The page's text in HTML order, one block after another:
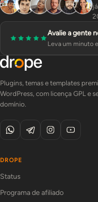
Avalie a gente
Leva um minuto
Plugins, temas e templates
WordPress, com licença GPL e
domínio.
DROPE
Status
Programa de afiliado